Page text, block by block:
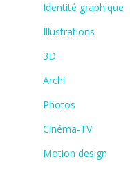
Identité graphique
Illustrations
3D
Archi
Photos
Cinéma-TV
Motion design